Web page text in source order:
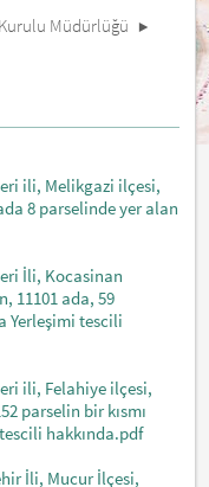
Müdürlüğü
ili, Melikgazi ilçesi,
8 parselinde yer alan
İli, Kocasinan
11101 ada, 59
Yerleşimi tescili
ili, Felahiye ilçesi,
parselin bir kısmı
hakkında.pdf
İli, Mucur İlçesi,